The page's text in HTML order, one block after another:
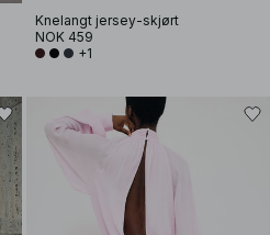
Knelangt jersey-skjørt
NOK 459
+1